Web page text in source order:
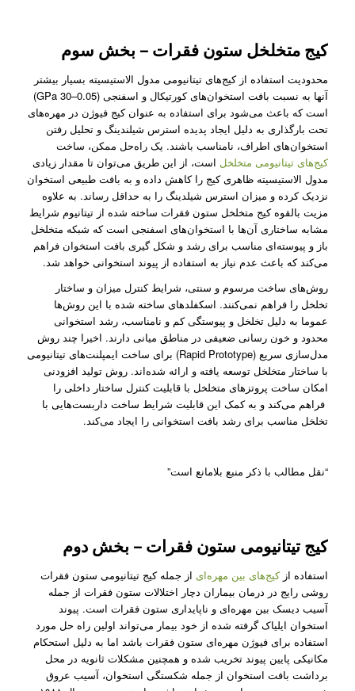
کیج متخلخل ستون فقرات – بخش سوم
محدودیت استفاده از کیج‌های تیتانیومی مدول الاستیسیته بسیار بیشتر
آنها به نسبت بافت استخوان‌های کورتیکال و اسفنجی (0.05–30 GPa)
است که باعث می‌شود برای استفاده به عنوان کیج فیوژن در مهره‌های
تحت بارگذاری به دلیل ایجاد پدیده استرس شیلندینگ و تحلیل رفتن
استخوان‌های اطراف، نا‌مناسب باشند. یک راه‌حل ممکن، ساخت
کیج‌های تیتانیومی متخلخل است، از این طریق می‌توان تا مقدار زیادی
مدول الاستیسیته ظاهری کیج‌ را کاهش داده و به بافت طبیعی استخوان
نزدیک کرده و میزان استرس شیلدینگ را به حداقل رساند. به علاوه
مزیت بالقوه کیج متخلخل ستون فقرات ساخته شده از تیتانیوم شرایط
مشابه ساختاری آن‌ها با استخوان‌های اسفنجی است که شبکه متخلخل
باز و پیوسته‌ای مناسب برای رشد و شکل گیری بافت استخوان فراهم
می‌کند که باعث عدم نیاز به استفاده از پیوند استخوانی خواهد شد.
روش‌های ساخت مرسوم و سنتی، شرایط کنترل میزان و ساختار
تخلخل را فراهم نمی‌کنند. اسکفلد‌های ساخته شده با این روش‌ها
عموما به دلیل تخلخل و پیوستگی کم و نامناسب، رشد استخوانی
محدود و خون رسانی ضعیفی در مناطق میانی دارند. اخیرا چند روش
مدل‌سازی سریع (Rapid Prototype) برای ساخت ایمپلنت‌های تیتانیومی
با ساختار متخلخل توسعه یافته‌ و ارائه شده‌اند. روش تولید افزودنی
امکان ساخت پروتز‌‌های متخلخل با قابلیت کنترل ساختار داخلی را
فراهم می‌کند و به کمک این قابلیت شرایط ساخت داربست‌هایی با
تخلخل مناسب برای رشد بافت استخوانی را ایجاد می‌کند.
“نقل مطالب با ذکر منبع بلامانع است”
کیج تیتانیومی ستون فقرات – بخش دوم
استفاده ازکیج‌های بین مهره‌ایاز جمله کیج تیتانیومی ستون فقرات
روشی رایج در درمان بیمار‌ان دچار اختلالات ستون فقرات از جمله
آسیب دیسک بین مهره‌ای و ناپایداری ستون فقرات است. پیوند
استخوان ایلیاک گرفته شده از خود بیمار می‌تواند اولین راه حل مورد
استفاده برای فیوژن مهر‌ه‌ای ستون فقرات باشد اما به دلیل استحکام
مکانیکی پایین پیوند تخریب ‌شده و همچنین مشکلات ثانویه در محل
برداشت بافت استخوان از جمله شکستگی استخوان، آسیب عروق